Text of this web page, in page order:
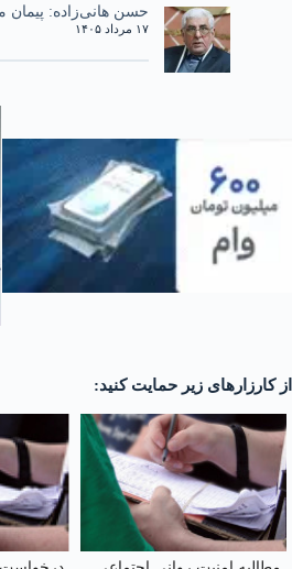
حسن هانی‌زاده:
۱۷ مرداد ۱۴۰۵
از کارزارهای زیر حمایت کنید: